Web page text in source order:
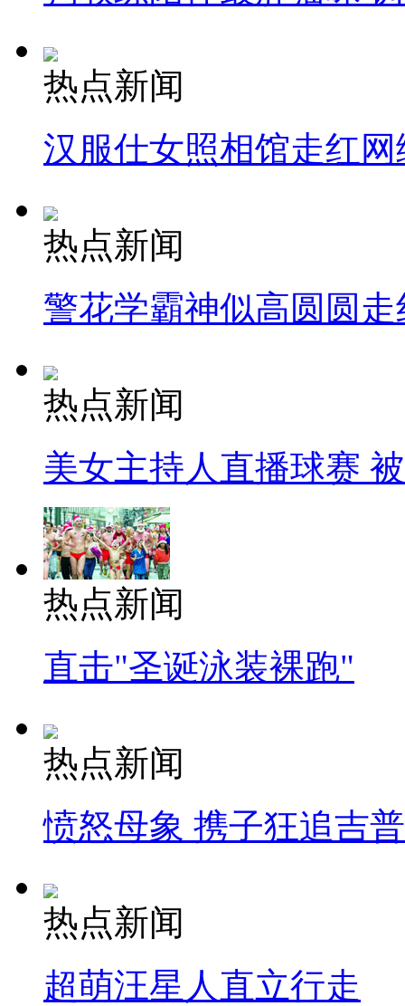
热点新闻
汉服仕女照相馆走红网
热点新闻
警花学霸神似高圆圆走
热点新闻
美女主持人直播球赛
热点新闻
直击"圣诞泳装裸跑"
热点新闻
愤怒母象 携子狂追吉
热点新闻
超萌汪星人直立行走